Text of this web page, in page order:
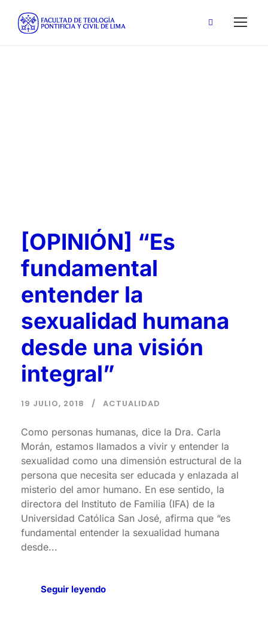
[OPINIÓN] “Es
fundamental
entender la
sexualidad humana
desde una visión
integral”
19 JULIO, 2018 ACTUALIDAD
Como personas humanas, dice la Dra. Carla
Morán, estamos llamados a vivir y entender la
sexualidad como una dimensión estructural de la
persona que necesita ser educada y enlazada al
misterio del amor humano. En ese sentido, la
directora del Instituto de Familia (IFA) de la
Universidad Católica San José, afirma que “es
fundamental entender la sexualidad humana
desde...
Seguir leyendo